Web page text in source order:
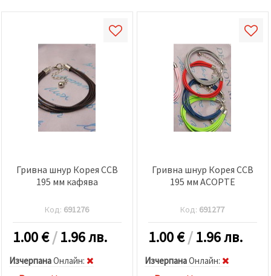
Гривна шнур Корея CCB
195 мм кафява
Код: 691276
1.00€/1.96 лв.
ИзчерпанаOнлайн:
Гривна шнур Корея CCB
195 мм АСОРТЕ
Код: 691277
1.00€/1.96 лв.
ИзчерпанаOнлайн: